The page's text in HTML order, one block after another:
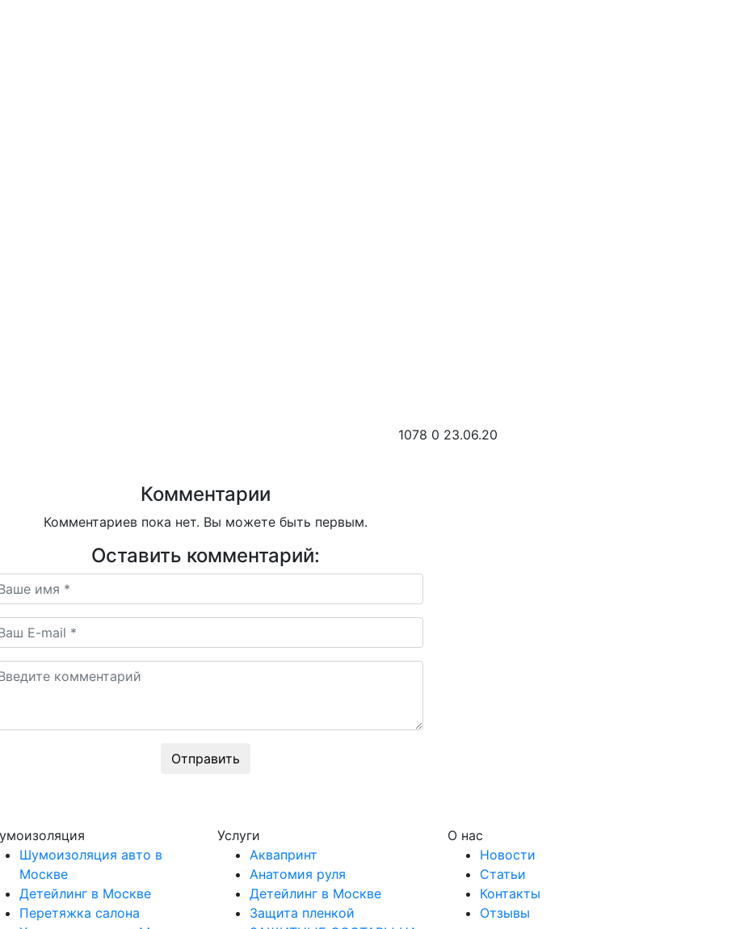
1078 0 23.06.20
Комментарии
Комментариев пока нет. Вы можете быть первым.
Оставить комментарий:
Отправить
Шумоизоляция авто в
Москве
Детейлинг в Москве
Перетяжка салона
Услуги
Аквапринт
Анатомия руля
Детейлинг в Москве
Защита пленкой
О нас
Новости
Статьи
Контакты
Отзывы